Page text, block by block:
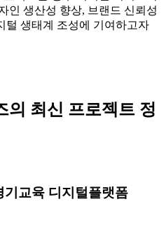
인 생산성 향상, 브랜드 신뢰성
털 생태계 조성에 기여하고자
의 최신 프로젝트 정
교육 디지털플랫폼